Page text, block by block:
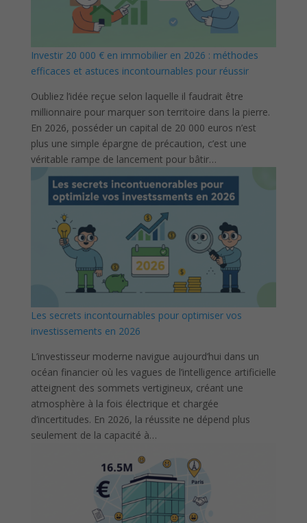
Investir 20 000 € en immobilier en 2026 : méthodes
efficaces et astuces incontournables pour réussir
Oubliez l’idée reçue selon laquelle il faudrait être
millionnaire pour marquer son territoire dans la pierre.
En 2026, posséder un capital de 20 000 euros n’est
plus une simple épargne de précaution, c’est une
véritable rampe de lancement pour bâtir…
Les secrets incontournables pour optimiser vos
investissements en 2026
L’investisseur moderne navigue aujourd’hui dans un
océan financier où les vagues de l’intelligence artificielle
atteignent des sommets vertigineux, créant une
atmosphère à la fois électrique et chargée
d’incertitudes. En 2026, la réussite ne dépend plus
seulement de la capacité à…